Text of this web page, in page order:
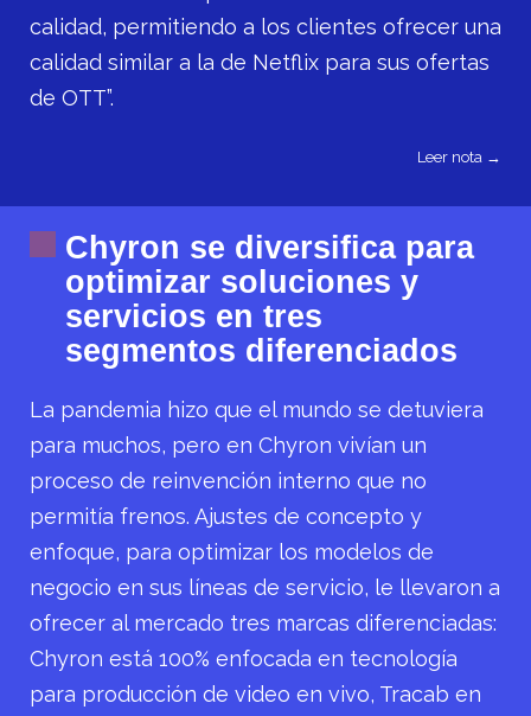
calidad, permitiendo a los clientes ofrecer una
calidad similar a la de Netflix para sus ofertas
de OTT”.
Leer nota →
Chyron se diversifica para
optimizar soluciones y
servicios en tres
segmentos diferenciados
La pandemia hizo que el mundo se detuviera
para muchos, pero en Chyron vivían un
proceso de reinvención interno que no
permitía frenos. Ajustes de concepto y
enfoque, para optimizar los modelos de
negocio en sus líneas de servicio, le llevaron a
ofrecer al mercado tres marcas diferenciadas:
Chyron está 100% enfocada en tecnología
para producción de video en vivo, Tracab en